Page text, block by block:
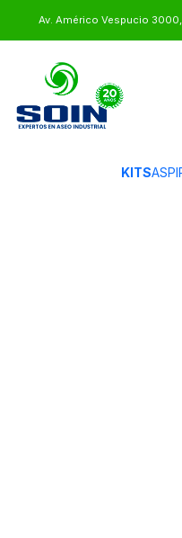
KITS
Av. Américo Vespucio
Inicio EQUIPAMIENTO